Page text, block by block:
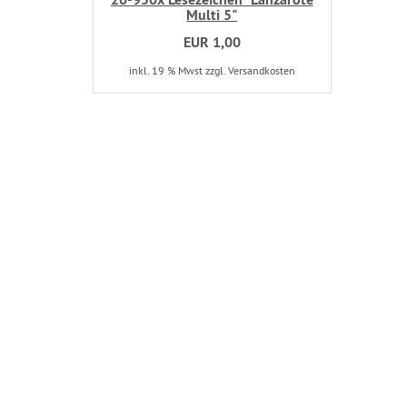
Multi 5"
EUR 1,00
inkl. 19 % Mwst zzgl. Versandkosten